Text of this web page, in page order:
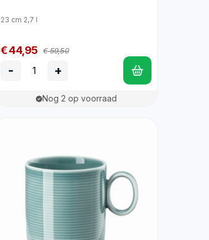
23 cm 2,7 l
€ 44,95 € 59,50
- +
Nog 2 op voorraad